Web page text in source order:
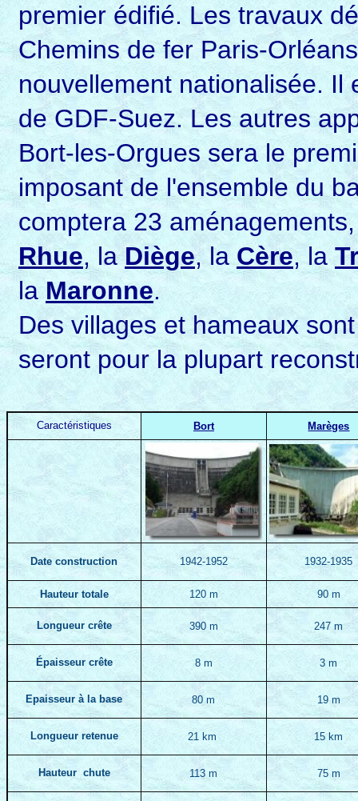
premier édifié. Les travaux
Chemins de fer Paris-
nouvellement nationalisée. Il
de GDF-Suez. Les autres
Bort-les-Orgues sera le
imposant de l'ensemble du
comptera 23
Rhue, la Diège, la Cère, la
la Maronne.
Des villages et hameaux
seront pour la plupart
Caractéristiques Bort Marèges
Date construction 1942-1952 1932-1935
Hauteur totale 120 m 90 m
Longueur crête 390 m 247 m
Épaisseur crête 8 m 3 m
Epaisseur à la base 80 m 19 m
Longueur retenue 21 km 15 km
Hauteur chute 113 m 75 m